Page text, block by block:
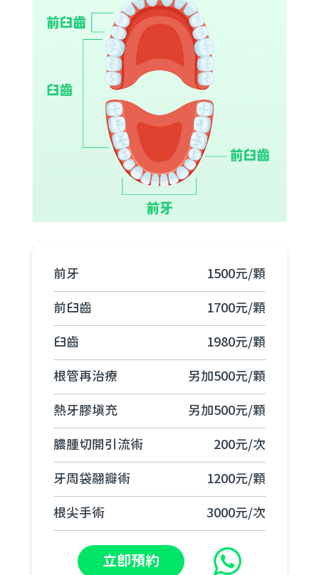
前牙 1500元/顆
前臼齒 1700元/顆
臼齒 1980元/顆
根管再治療 另加500元/顆
熱牙膠填充 另加500元/顆
膿腫切開引流術 200元/次
牙周袋翮瓣術 1200元/顆
根尖手術 3000元/次
立即預約